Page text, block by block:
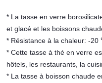
* La tasse en verre
et glacé et les boissons
* Résistance à la chaleur: -
* Cette tasse à thé en verre
hôtels, les restaurants, la
* La tasse à boisson chaude